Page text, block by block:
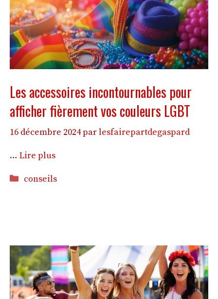
Les accessoires incontournables pour
afficher fièrement vos couleurs LGBT
16 décembre 2024parlesfairepartdegaspard
… Lire plus
Catégories
conseils